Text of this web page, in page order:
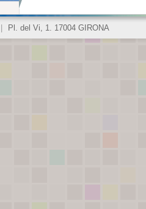
Pl. del Vi, 1. 17004 GIRONA